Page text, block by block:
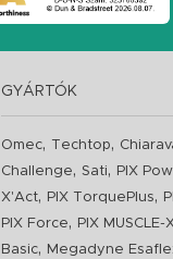
GYÁRTÓK
Omec, Techtop,
Challenge,Sati, PIX
X'Act, PIX TorquePlus,
PIX Force, PIX MUSCLE-
Basic, Megadyne